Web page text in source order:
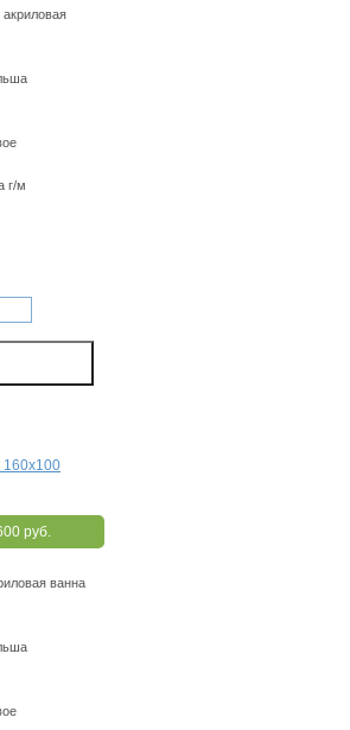
г/м
160x100
руб.
ванна